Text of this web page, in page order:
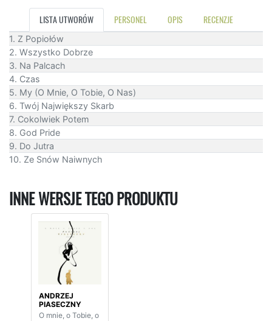
LISTA UTWORÓW PERSONEL OPIS RECENZJE
1. Z Popiołów
2. Wszystko Dobrze
3. Na Palcach
4. Czas
5. My (O Mnie, O Tobie, O Nas)
6. Twój Największy Skarb
7. Cokolwiek Potem
8. God Pride
9. Do Jutra
10. Ze Snów Naiwnych
INNE WERSJE TEGO PRODUKTU
ANDRZEJ
PIASECZNY
O mnie, o Tobie, o